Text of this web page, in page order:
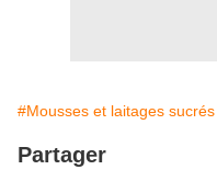
#Mousses et laitages sucrés
Partager